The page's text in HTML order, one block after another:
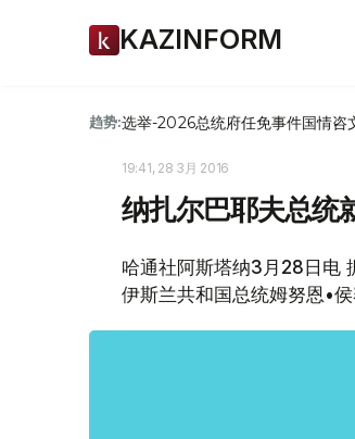
KAZINFORM
趋势:选举-2026总统府任免事件国情咨
19:41, 28 3月 2016
纳扎尔巴耶夫总统
哈通社阿斯塔纳3月28日电
伊斯兰共和国总统姆努恩•侯